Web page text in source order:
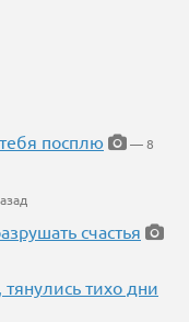
посплю
— 8
счастья
тихо дни